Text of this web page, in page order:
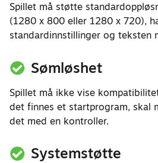
Spillet må støtte
(1280 x 800 eller 1280 x 720),
standardinnstillinger og teksten
Sømløshet
Spillet må ikke vise
det finnes et startprogram, skal
det med en kontroller.
Systemstøtte